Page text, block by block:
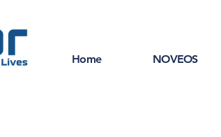
Home NOVEOS